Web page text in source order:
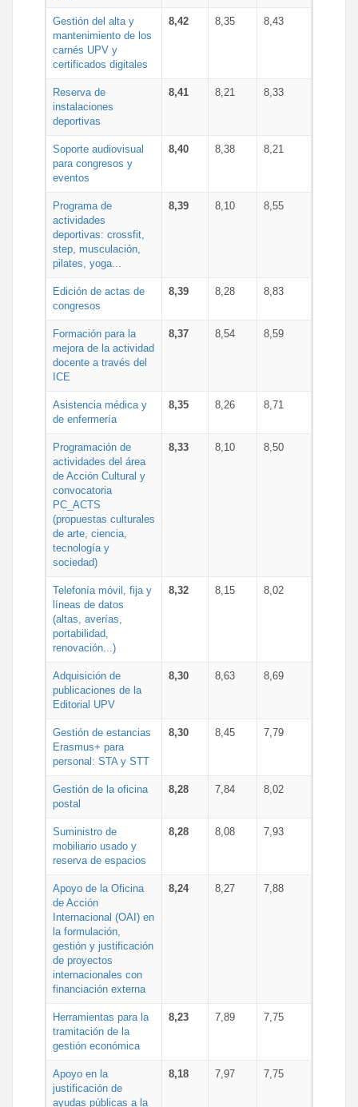
Gestión del alta y
mantenimiento de los
carnés UPV y
certificados digitales
8,42 8,35 8,43
Reserva de
instalaciones
deportivas
8,41 8,21 8,33
Soporte audiovisual
para congresos y
eventos
8,40 8,38 8,21
Programa de
actividades
deportivas: crossfit,
step, musculación,
pilates, yoga...
8,39 8,10 8,55
Edición de actas de
congresos
8,39 8,28 8,83
Formación para la
mejora de la actividad
docente a través del
ICE
8,37 8,54 8,59
Asistencia médica y
de enfermería
8,35 8,26 8,71
Programación de
actividades del área
de Acción Cultural y
convocatoria
PC_ACTS
(propuestas culturales
de arte, ciencia,
tecnología y
sociedad)
8,33 8,10 8,50
Telefonía móvil, fija y
líneas de datos
(altas, averías,
portabilidad,
renovación...)
8,32 8,15 8,02
Adquisición de
publicaciones de la
Editorial UPV
8,30 8,63 8,69
Gestión de estancias
Erasmus+ para
personal: STA y STT
8,30 8,45 7,79
Gestión de la oficina
postal
8,28 7,84 8,02
Suministro de
mobiliario usado y
reserva de espacios
8,28 8,08 7,93
Apoyo de la Oficina
de Acción
Internacional (OAI) en
la formulación,
gestión y justificación
de proyectos
internacionales con
financiación externa
8,24 8,27 7,88
Herramientas para la
tramitación de la
gestión económica
8,23 7,89 7,75
Apoyo en la
justificación de
ayudas públicas a la
8,18 7,97 7,75